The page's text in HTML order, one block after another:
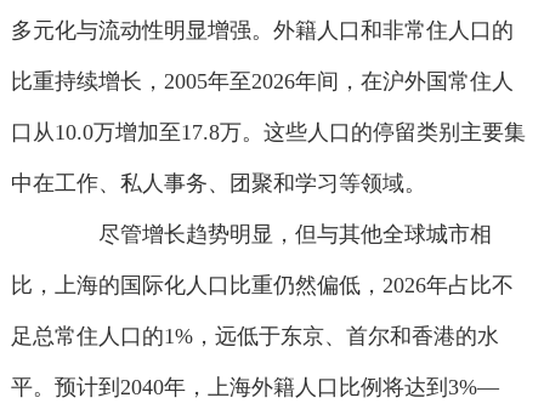
多元化与流动性明显增强。外籍人口和非常住人口的
比重持续增长，2005年至2026年间，在沪外国常住人
口从10.0万增加至17.8万。这些人口的停留类别主要集
中在工作、私人事务、团聚和学习等领域。
尽管增长趋势明显，但与其他全球城市相
比，上海的国际化人口比重仍然偏低，2026年占比不
足总常住人口的1%，远低于东京、首尔和香港的水
平。预计到2040年，上海外籍人口比例将达到3%—